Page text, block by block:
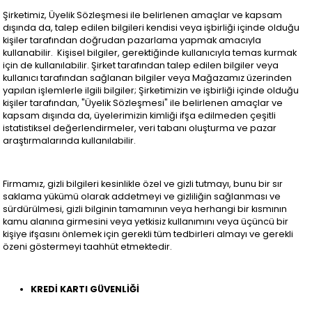
Şirketimiz, Üyelik Sözleşmesi ile belirlenen amaçlar ve kapsam
dışında da, talep edilen bilgileri kendisi veya işbirliği içinde olduğu
kişiler tarafından doğrudan pazarlama yapmak amacıyla
kullanabilir. Kişisel bilgiler, gerektiğinde kullanıcıyla temas kurmak
için de kullanılabilir. Şirket tarafından talep edilen bilgiler veya
kullanıcı tarafından sağlanan bilgiler veya Mağazamız üzerinden
yapılan işlemlerle ilgili bilgiler; Şirketimizin ve işbirliği içinde olduğu
kişiler tarafından, "Üyelik Sözleşmesi" ile belirlenen amaçlar ve
kapsam dışında da, üyelerimizin kimliği ifşa edilmeden çeşitli
istatistiksel değerlendirmeler, veri tabanı oluşturma ve pazar
araştırmalarında kullanılabilir.
Firmamız, gizli bilgileri kesinlikle özel ve gizli tutmayı, bunu bir sır
saklama yükümü olarak addetmeyi ve gizliliğin sağlanması ve
sürdürülmesi, gizli bilginin tamamının veya herhangi bir kısmının
kamu alanına girmesini veya yetkisiz kullanımını veya üçüncü bir
kişiye ifşasını önlemek için gerekli tüm tedbirleri almayı ve gerekli
özeni göstermeyi taahhüt etmektedir.
KREDİ KARTI GÜVENLİĞİ